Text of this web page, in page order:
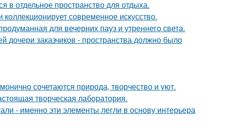
в отдельное пространство для отдыха.
современное искусство.
для вечерних пауз и утреннего света.
дочери заказчиков - пространства должно было
сочетаются природа, творчество и уют.
творческая лаборатория.
- именно эти элементы легли в основу интерьера